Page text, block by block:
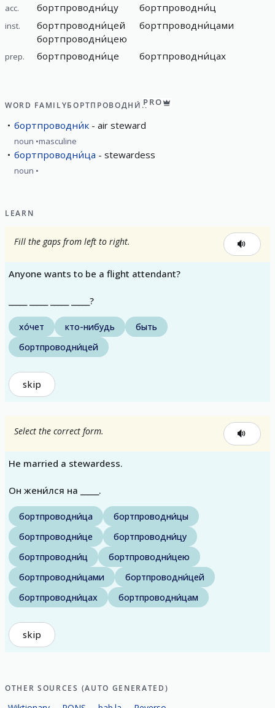
acc. бортпроводни́цу бортпроводни́ц
inst.
бортпроводни́цей
бортпроводни́цею
бортпроводни́цами
prep. бортпроводни́це бортпроводни́цах
WORD FAMILYБОРТПРОВОДНИ́КPRO
бортпроводни́к air steward
noun masculine
бортпроводни́ца stewardess
noun
LEARN
Fill the gaps from left to right.
Anyone wants to be a flight attendant?
_____ _____ _____ _____?
хо́чет кто-нибудь
быть
бортпроводни́цей
skip
Select the correct form.
He married a stewardess.
Он жени́лся на _____.
бортпроводни́ца
бортпроводни́цы
бортпроводни́це
бортпроводни́цу
бортпроводни́ц
бортпроводни́цею
бортпроводни́цами
бортпроводни́цей
бортпроводни́цах
бортпроводни́цам
skip
OTHER SOURCES (AUTO GENERATED)